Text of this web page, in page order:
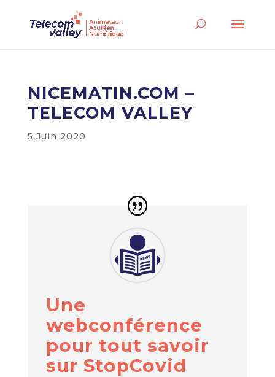
NICEMATIN.COM –
TELECOM VALLEY
5 Juin 2020
Une
webconférence
pour tout savoir
sur StopCovid